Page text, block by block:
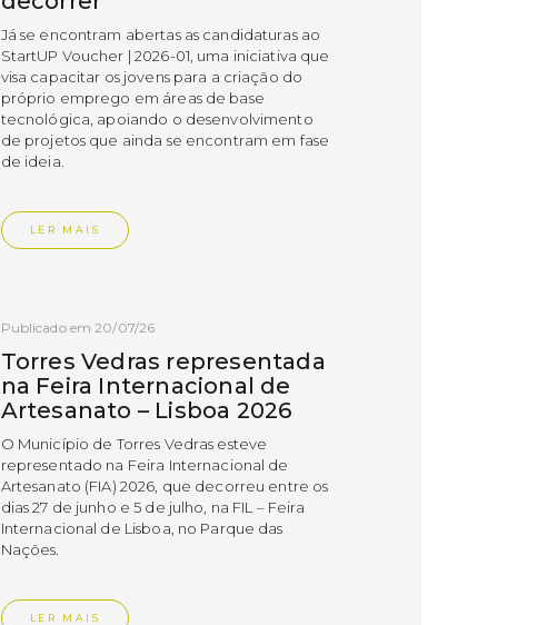
Já se encontram abertas as candidaturas ao
StartUP Voucher | 2026-01, uma iniciativa que
visa capacitar os jovens para a criação do
próprio emprego em áreas de base
tecnológica, apoiando o desenvolvimento
de projetos que ainda se encontram em fase
de ideia.
LER MAIS
Publicado em 20/07/26
Torres Vedras representada
na Feira Internacional de
Artesanato – Lisboa 2026
O Município de Torres Vedras esteve
representado na Feira Internacional de
Artesanato (FIA) 2026, que decorreu entre os
dias 27 de junho e 5 de julho, na FIL – Feira
Internacional de Lisboa, no Parque das
Nações.
LER MAIS